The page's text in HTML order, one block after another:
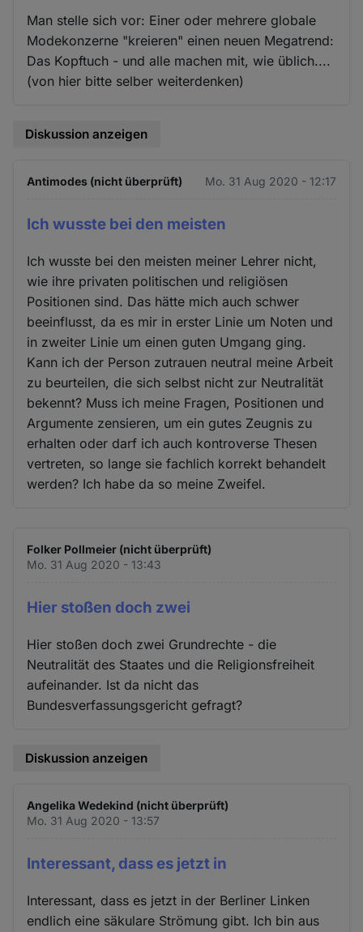
Man stelle sich vor: Einer oder mehrere globale
Modekonzerne "kreieren" einen neuen Megatrend:
Das Kopftuch - und alle machen mit, wie üblich....
(von hier bitte selber weiterdenken)
Diskussion anzeigen
Antimodes (nicht überprüft) Mo. 31 Aug 2020 - 12:17
Ich wusste bei den meisten
Ich wusste bei den meisten meiner Lehrer nicht,
wie ihre privaten politischen und religiösen
Positionen sind. Das hätte mich auch schwer
beeinflusst, da es mir in erster Linie um Noten und
in zweiter Linie um einen guten Umgang ging.
Kann ich der Person zutrauen neutral meine Arbeit
zu beurteilen, die sich selbst nicht zur Neutralität
bekennt? Muss ich meine Fragen, Positionen und
Argumente zensieren, um ein gutes Zeugnis zu
erhalten oder darf ich auch kontroverse Thesen
vertreten, so lange sie fachlich korrekt behandelt
werden? Ich habe da so meine Zweifel.
Folker Pollmeier (nicht überprüft)
Mo. 31 Aug 2020 - 13:43
Hier stoßen doch zwei
Hier stoßen doch zwei Grundrechte - die
Neutralität des Staates und die Religionsfreiheit
aufeinander. Ist da nicht das
Bundesverfassungsgericht gefragt?
Diskussion anzeigen
Angelika Wedekind (nicht überprüft)
Mo. 31 Aug 2020 - 13:57
Interessant, dass es jetzt in
Interessant, dass es jetzt in der Berliner Linken
endlich eine säkulare Strömung gibt. Ich bin aus